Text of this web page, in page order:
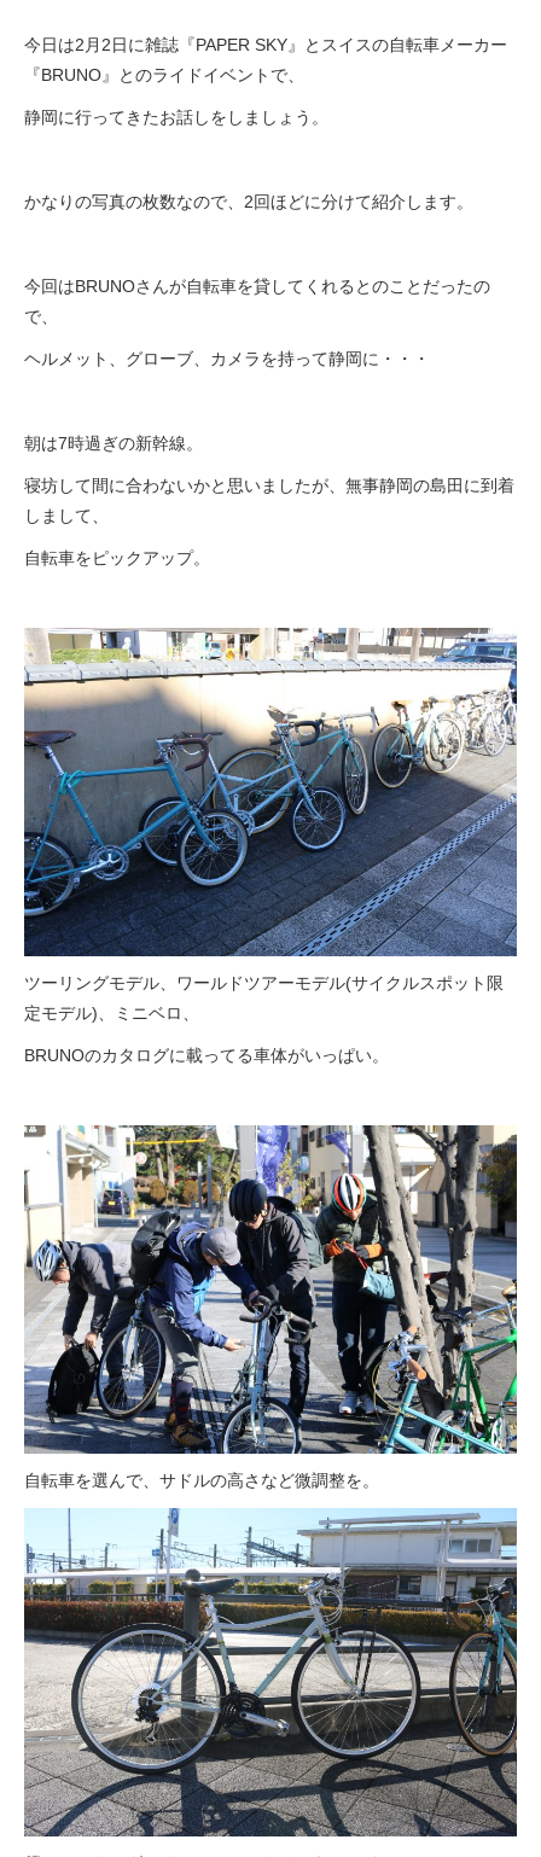
メディア
その他
お問い合わせ
個人情報保護
今日は2月2日に雑誌『PAPER SKY』とスイスの自転車メーカー
『BRUNO』とのライドイベントで、
静岡に行ってきたお話しをしましょう。
かなりの写真の枚数なので、2回ほどに分けて紹介します。
今回はBRUNOさんが自転車を貸してくれるとのことだったの
で、
ヘルメット、グローブ、カメラを持って静岡に・・・
朝は7時過ぎの新幹線。
寝坊して間に合わないかと思いましたが、無事静岡の島田に到着
しまして、
自転車をピックアップ。
ツーリングモデル、ワールドツアーモデル(サイクルスポット限
定モデル)、ミニベロ、
BRUNOのカタログに載ってる車体がいっぱい。
自転車を選んで、サドルの高さなど微調整を。